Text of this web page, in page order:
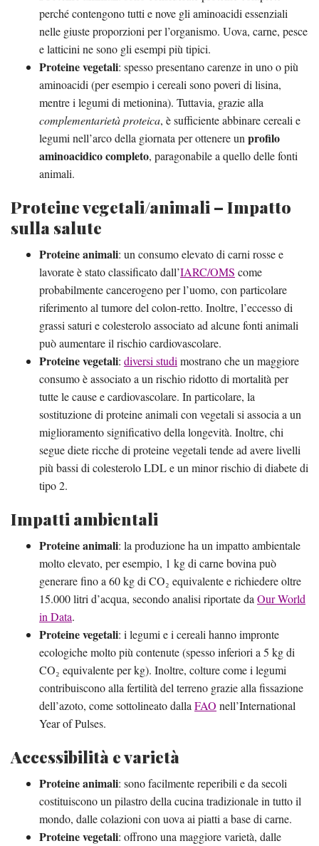
perché contengono tutti e nove gli aminoacidi essenziali
nelle giuste proporzioni per l’organismo. Uova, carne, pesce
e latticini ne sono gli esempi più tipici.
Proteine vegetali: spesso presentano carenze in uno o più
aminoacidi (per esempio i cereali sono poveri di lisina,
mentre i legumi di metionina). Tuttavia, grazie alla
complementarietà proteica, è sufficiente abbinare cereali e
legumi nell’arco della giornata per ottenere unprofilo
aminoacidico completo, paragonabile a quello delle fonti
animali.
Proteine vegetali/animali – Impatto
sulla salute
Proteine animali: un consumo elevato di carni rosse e
lavorate è stato classificato dall’IARC/OMS come
probabilmente cancerogeno per l’uomo, con particolare
riferimento al tumore del colon-retto. Inoltre, l’eccesso di
grassi saturi e colesterolo associato ad alcune fonti animali
può aumentare il rischio cardiovascolare.
Proteine vegetali: diversi studimostrano che un maggiore
consumo è associato a un rischio ridotto di mortalità per
tutte le cause e cardiovascolare. In particolare, la
sostituzione di proteine animali con vegetali si associa a un
miglioramento significativo della longevità. Inoltre, chi
segue diete ricche di proteine vegetali tende ad avere livelli
più bassi di colesterolo LDL e un minor rischio di diabete di
tipo 2.
Impatti ambientali
Proteine animali: la produzione ha un impatto ambientale
molto elevato, per esempio, 1 kg di carne bovina può
generare fino a 60 kg di CO₂ equivalente e richiedere oltre
15.000 litri d’acqua, secondo analisi riportate daOur World
in Data.
Proteine vegetali: i legumi e i cereali hanno impronte
ecologiche molto più contenute (spesso inferiori a 5 kg di
CO₂ equivalente per kg). Inoltre, colture come i legumi
contribuiscono alla fertilità del terreno grazie alla fissazione
dell’azoto, come sottolineato dallaFAO nell’International
Year of Pulses.
Accessibilità e varietà
Proteine animali: sono facilmente reperibili e da secoli
costituiscono un pilastro della cucina tradizionale in tutto il
mondo, dalle colazioni con uova ai piatti a base di carne.
Proteine vegetali: offrono una maggiore varietà, dalle